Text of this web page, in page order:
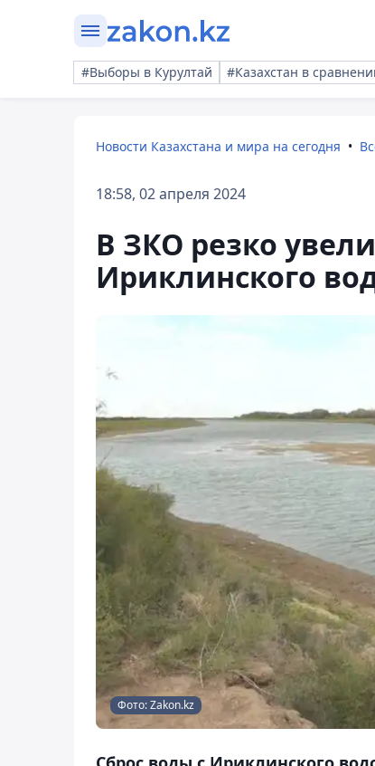
#Выборы в Курултай #Казахстан в
Новости Казахстана и мира на сегодня
18:58, 02 апреля 2024
В ЗКО резко
Ириклинского
Фото: Zakon.kz